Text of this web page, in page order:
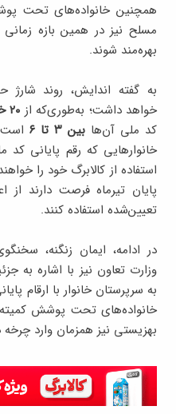
همچنین خانواده‌های تحت
مسلح نیز در همین بازه زمانی
بهره‌مند شوند.
به گفته اندایش، روند شارژ
خواهد داشت؛ به‌طوری‌که از ۲۰ خرداد
کد ملی آن‌هابین ۳ تا ۶
خانوارهایی که رقم پایانی
استفاده از کالابرگ خود را
پایان تیرماه فرصت دارند از
تعیین‌شده استفاده کنند.
در ادامه، ایمان زنگنه،
وزارت تعاون نیز با اشاره به
به سرپرستان خانوار با ارقام
خانواده‌های تحت پوشش کمیته
بهزیستی نیز همزمان وارد چرخه